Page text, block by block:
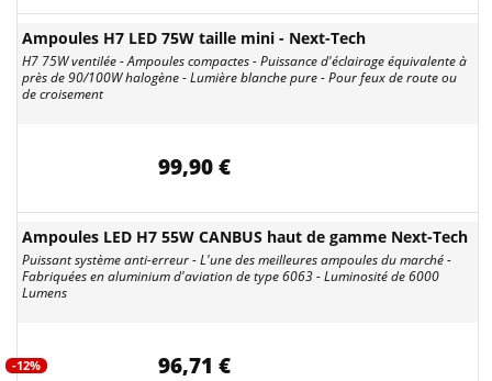
Ampoules H7 LED 75W taille mini - Next-Tech
H7 75W ventilée - Ampoules compactes - Puissance d'éclairage équivalente à
près de 90/100W halogène - Lumière blanche pure - Pour feux de route ou
de croisement
99,90 €
Ampoules LED H7 55W CANBUS haut de gamme Next-Tech
Puissant système anti-erreur - L'une des meilleures ampoules du marché -
Fabriquées en aluminium d'aviation de type 6063 - Luminosité de 6000
Lumens
-12% 96,71 €